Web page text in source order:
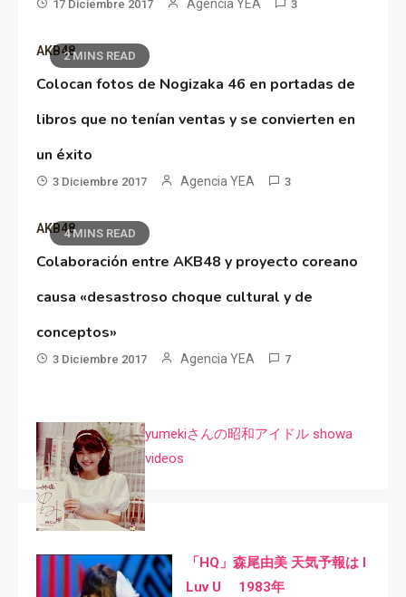
17 Diciembre 2017 Agencia YEA 3
2 MINS READ
AKB48
Colocan fotos de Nogizaka 46 en portadas de
libros que no tenían ventas y se convierten en
un éxito
3 Diciembre 2017 Agencia YEA 3
4 MINS READ
AKB48
Colaboración entre AKB48 y proyecto coreano
causa «desastroso choque cultural y de
conceptos»
3 Diciembre 2017 Agencia YEA 7
yumekiさんの昭和アイドル showa
videos
「HQ」森尾由美 天気予報は I
Luv U 1983年